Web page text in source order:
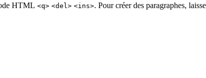
HTML <q> <del> <ins>. Pour créer des paragraphes,